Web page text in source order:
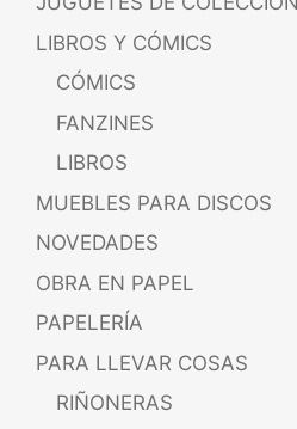
LIBROS Y CÓMICS
CÓMICS
FANZINES
LIBROS
MUEBLES PARA DISCOS
NOVEDADES
OBRA EN PAPEL
PAPELERÍA
PARA LLEVAR COSAS
RIÑONERAS